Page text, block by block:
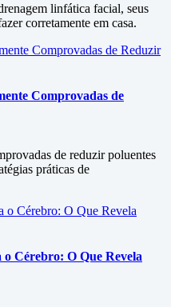
linfática facial, seus
corretamente em casa.
Comprovadas de
de reduzir poluentes
práticas de
Cérebro: O Que Revela